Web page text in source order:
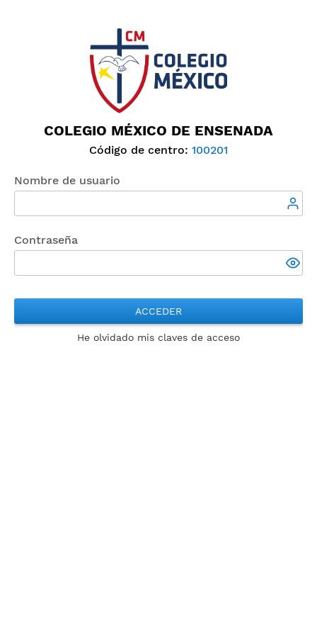
COLEGIO MÉXICO DE ENSENADA
Código de centro: 100201
Nombre de usuario
Contraseña
ACCEDER
He olvidado mis claves de acceso